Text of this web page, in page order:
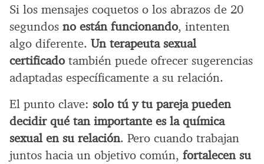
Si los mensajes coquetos o los abrazos de 20
segundos no están funcionando, intenten
algo diferente. Un terapeuta sexual
certificadotambién puede ofrecer sugerencias
adaptadas específicamente a su relación.
El punto clave: solo tú y tu pareja pueden
decidir qué tan importante es la química
sexual en su relación. Pero cuando trabajan
juntos hacia un objetivo común, fortalecen su